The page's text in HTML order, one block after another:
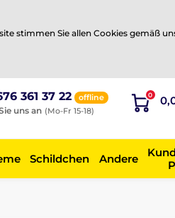
361 37 22 offline
uns an (Mo-Fr 15-18)
0
Schildchen Andere
stimmen Sie allen Cookies gemäß